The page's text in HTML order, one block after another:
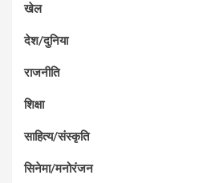
खेल
देश/दुनिया
राजनीति
शिक्षा
साहित्य/संस्कृति
सिनेमा/मनोरंजन